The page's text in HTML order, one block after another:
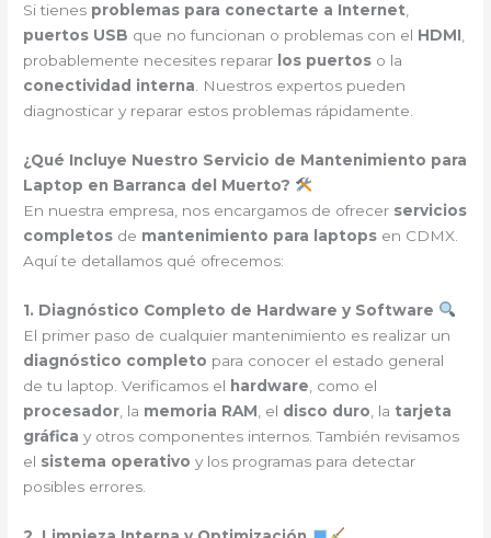
Si tienes problemas para conectarte a Internet
puertos USB que no funcionan o problemas con el HDMI
probablemente necesites reparar los puertos o la
conectividad interna . Nuestros expertos pueden
diagnosticar y reparar estos problemas rápidamente.
¿Qué Incluye Nuestro Servicio de Mantenimiento para
Laptop en Barranca del Muerto?
En nuestra empresa, nos encargamos de ofrecer servicios
completos de mantenimiento para laptops en CDMX.
Aquí te detallamos qué ofrecemos:
1. Diagnóstico Completo de Hardware y Software
El primer paso de cualquier mantenimiento es realizar un
diagnóstico completo para conocer el estado general
de tu laptop. Verificamos el hardware , como el
procesador , la memoria RAM , el disco duro , la tarjeta
gráfica y otros componentes internos. También revisamos
el sistema operativo y los programas para detectar
posibles errores.